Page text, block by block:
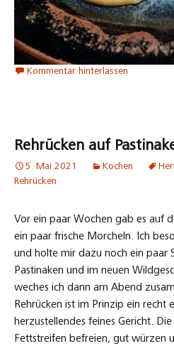
Kommentar hinterlassen
Rehrücken auf
5. Mai 2021 Kochen
Rehrücken
Vor ein paar Wochen gab es auf
ein paar frische Morcheln. Ich
und holte mir dazu noch ein paar
Pastinaken und im neuen
weches ich dann am Abend
Rehrücken ist im Prinzip ein recht
herzustellendes feines Gericht.
Fettstreifen befreien, gut würzen